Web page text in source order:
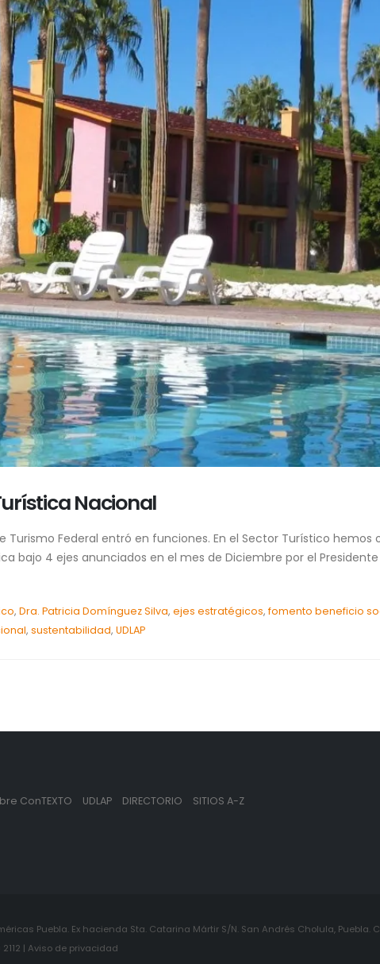
Nacional
Turismo Federal entró en funciones. En el Sector Turístico
4 ejes anunciados en el mes de Diciembre por el Presidente
, Dra. Patricia Domínguez Silva, ejes estratégicos, fomento beneficio
, sustentabilidad, UDLAP
ConTEXTO UDLAP DIRECTORIO SITIOS A-Z
Puebla. Ex hacienda Sta. Catarina Mártir S/N. San Andrés Cholula, Puebla.
| Aviso de privacidad